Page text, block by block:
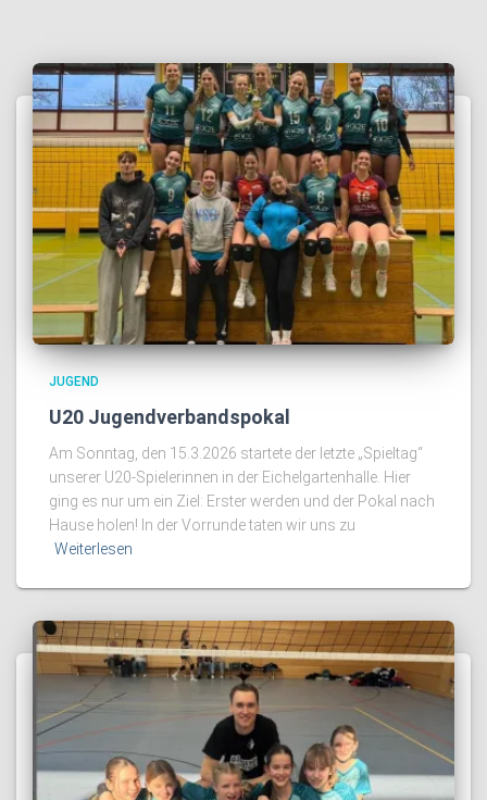
JUGEND
U20 Jugendverbandspokal
Am Sonntag, den 15.3.2026 startete der letzte „Spieltag“
unserer U20-Spielerinnen in der Eichelgartenhalle. Hier
ging es nur um ein Ziel: Erster werden und der Pokal nach
Hause holen! In der Vorrunde taten wir uns zu
Weiterlesen